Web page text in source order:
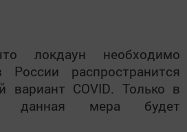
локдаун необходимо
распространится
вариант COVID. Только в
данная мера будет